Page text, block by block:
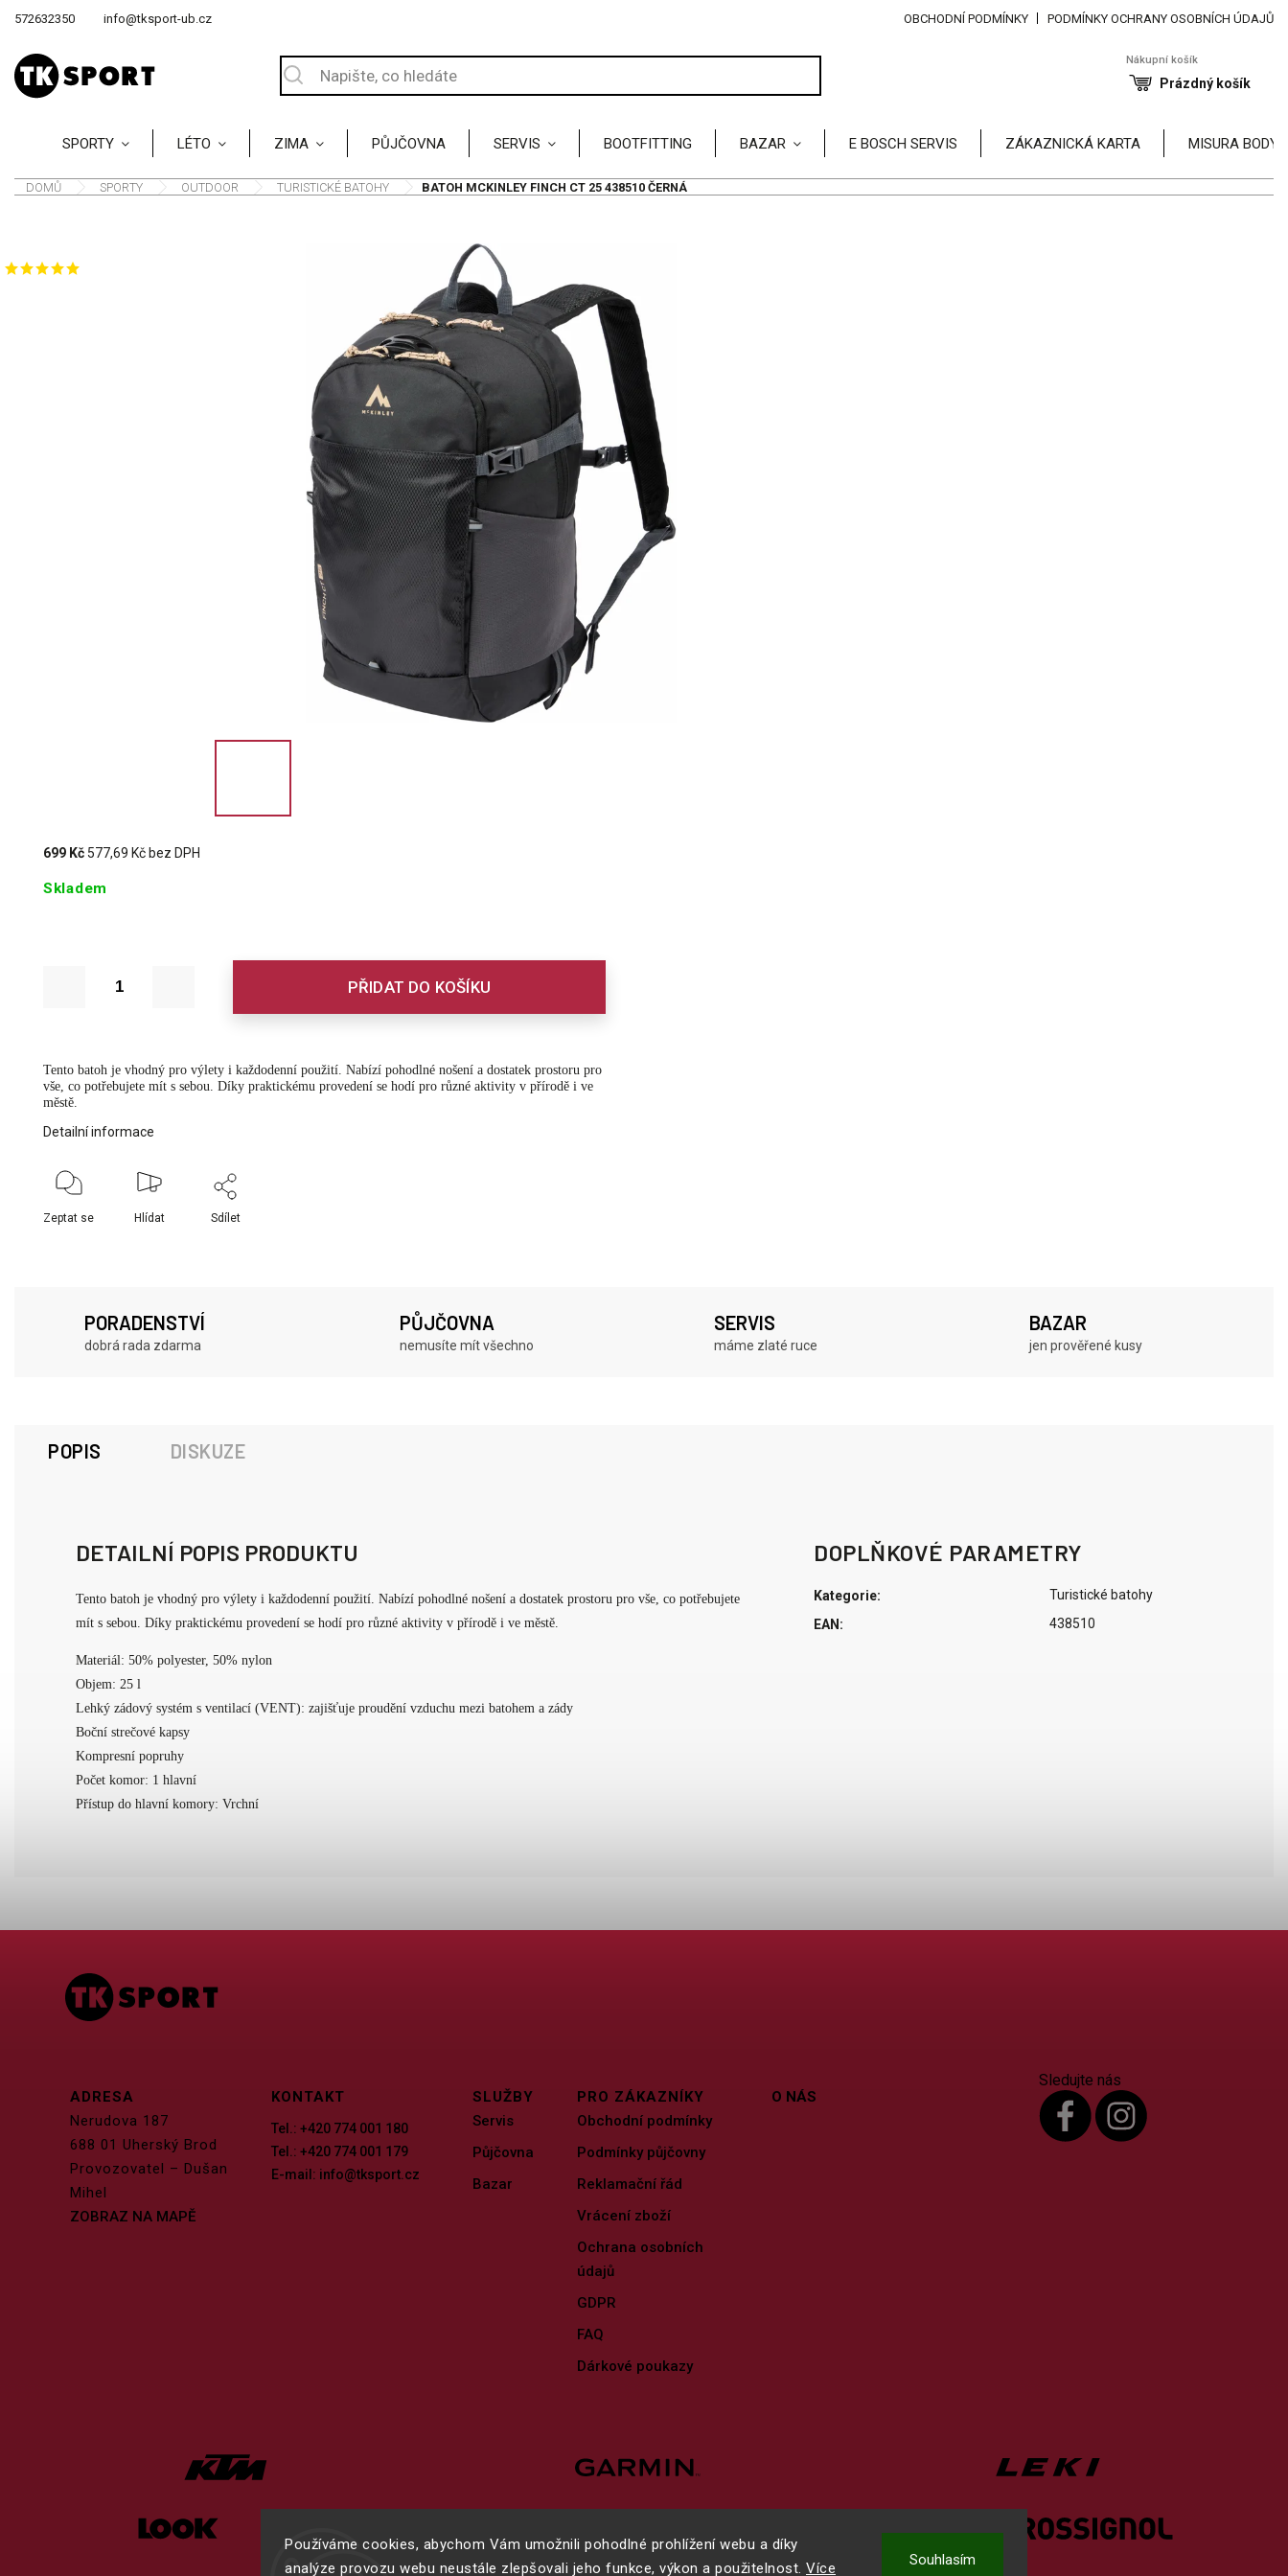
Používáme cookies, abychom Vám umožnili pohodlné prohlížení webu a díky
analýze provozu webu neustále zlepšovali jeho funkce, výkon a použitelnost. Více Souhlasím
572632350 info@tksport-ub.cz OBCHODNÍ PODMÍNKY PODMÍNKY OCHRANY OSOBNÍCH ÚDAJŮ
Nákupní košík
Prázdný košík
SPORTY LÉTO ZIMA PŮJČOVNA SERVIS BOOTFITTING BAZAR E BOSCH SERVIS ZÁKAZNICKÁ KARTA MISURA BODY
DOMŮ SPORTY OUTDOOR TURISTICKÉ BATOHY BATOH MCKINLEY FINCH CT 25 438510 ČERNÁ
699 Kč 577,69 Kč bez DPH
Skladem
PŘIDAT DO KOŠÍKU
Tento batoh je vhodný pro výlety i každodenní použití. Nabízí pohodlné nošení a dostatek prostoru pro
vše, co potřebujete mít s sebou. Díky praktickému provedení se hodí pro různé aktivity v přírodě i ve
městě.
Detailní informace
Zeptat se Hlídat Sdílet
PORADENSTVÍ
dobrá rada zdarma
PŮJČOVNA
nemusíte mít všechno
SERVIS
máme zlaté ruce
BAZAR
jen prověřené kusy
POPIS DISKUZE
DETAILNÍ POPIS PRODUKTU
Tento batoh je vhodný pro výlety i každodenní použití. Nabízí pohodlné nošení a dostatek prostoru pro vše, co potřebujete
mít s sebou. Díky praktickému provedení se hodí pro různé aktivity v přírodě i ve městě.
Materiál: 50% polyester, 50% nylon
Objem: 25 l
Lehký zádový systém s ventilací (VENT): zajišťuje proudění vzduchu mezi batohem a zády
Boční strečové kapsy
Kompresní popruhy
Počet komor: 1 hlavní
Přístup do hlavní komory: Vrchní
DOPLŇKOVÉ PARAMETRY
Kategorie:
Turistické batohy
EAN : 438510
ADRESA
Nerudova 187
688 01 Uherský Brod
Provozovatel – Dušan
Mihel
ZOBRAZ NA MAPĚ
KONTAKT
Tel.: +420 774 001 180
Tel.: +420 774 001 179
E-mail: info@tksport.cz
SLUŽBY
Servis
Půjčovna
Bazar
PRO ZÁKAZNÍKY
Obchodní podmínky
Podmínky půjčovny
Reklamační řád
Vrácení zboží
Ochrana osobních
údajů
GDPR
FAQ
Dárkové poukazy
O NÁS
Sledujte nás